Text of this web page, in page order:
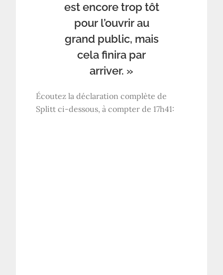
est encore trop tôt
pour l’ouvrir au
grand public, mais
cela finira par
arriver. »
Écoutez la déclaration complète de
Splitt ci-dessous, à compter de 17h41: